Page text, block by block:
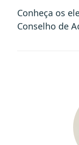
Conheça os
Conselho de